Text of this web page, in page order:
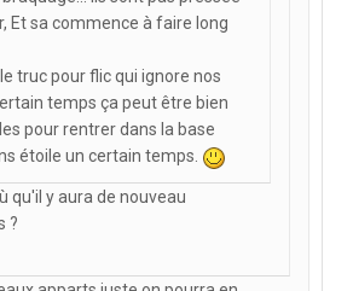
Et sa commence à faire long
truc pour flic qui ignore nos
temps ça peut être bien
pour rentrer dans la base
étoile un certain temps.
qu'il y aura de nouveau
?